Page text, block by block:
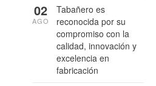
Tabañero es
reconocida por su
compromiso con la
calidad, innovación y
excelencia en
fabricación
02
AGO